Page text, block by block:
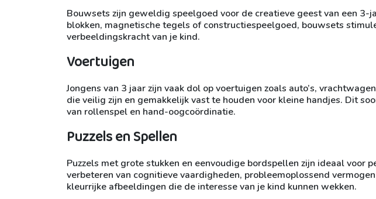
Bouwsets zijn geweldig speelgoed voor de creatieve geest van een 3-
blokken, magnetische tegels of constructiespeelgoed, bouwsets
verbeeldingskracht van je kind.
Voertuigen
Jongens van 3 jaar zijn vaak dol op voertuigen zoals auto’s,
die veilig zijn en gemakkelijk vast te houden voor kleine handjes. Dit
van rollenspel en hand-oogcoördinatie.
Puzzels en Spellen
Puzzels met grote stukken en eenvoudige bordspellen zijn ideaal voor
verbeteren van cognitieve vaardigheden, probleemoplossend
kleurrijke afbeeldingen die de interesse van je kind kunnen wekken.